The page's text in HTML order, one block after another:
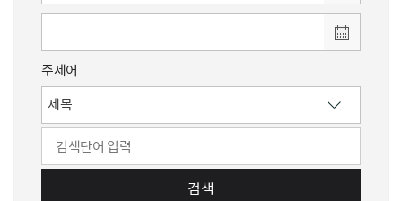
주제어
검색